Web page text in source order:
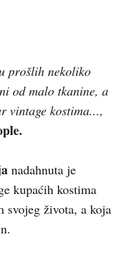
prošlih nekoliko
od malo tkanine, a
vintage kostima...,
nadahnuta je
kupaćih kostima
svojeg života, a koja